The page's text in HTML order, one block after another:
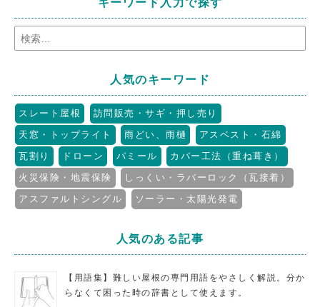
キーワード入力で探す
人気のキーワード
スレート屋根
訪問販売・サギ・押し売り
天窓・トップライト
雨どい、雨樋
アスベスト・石綿
瓦割り
ドローン パミール
カバー工法（重ね葺き）
火災保険・地震保険
しっくい・ラバーロック（瓦接着）
アスファルトシングル
ソーラー・太陽光発電
人気のある記事
【用語集】難しい屋根の専門用語をやさしく解説。分か
らなくて困った時の辞書として使えます。